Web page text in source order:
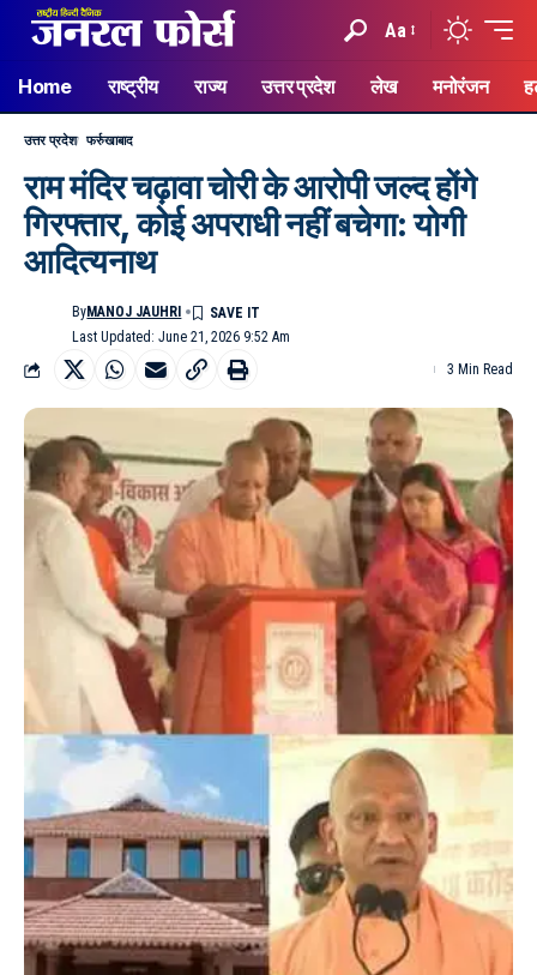
Aa
Home राष्ट्रीय राज्य उत्तर प्रदेश लेख मनोरंजन
उत्तर प्रदेश फर्रुखाबाद
राम मंदिर चढ़ावा चोरी के आरोपी जल्द होंगे
गिरफ्तार, कोई अपराधी नहीं बचेगा: योगी
आदित्यनाथ
Last Updated: June 21, 2026 9:52 Am
ByMANOJ JAUHRI
3 Min Read